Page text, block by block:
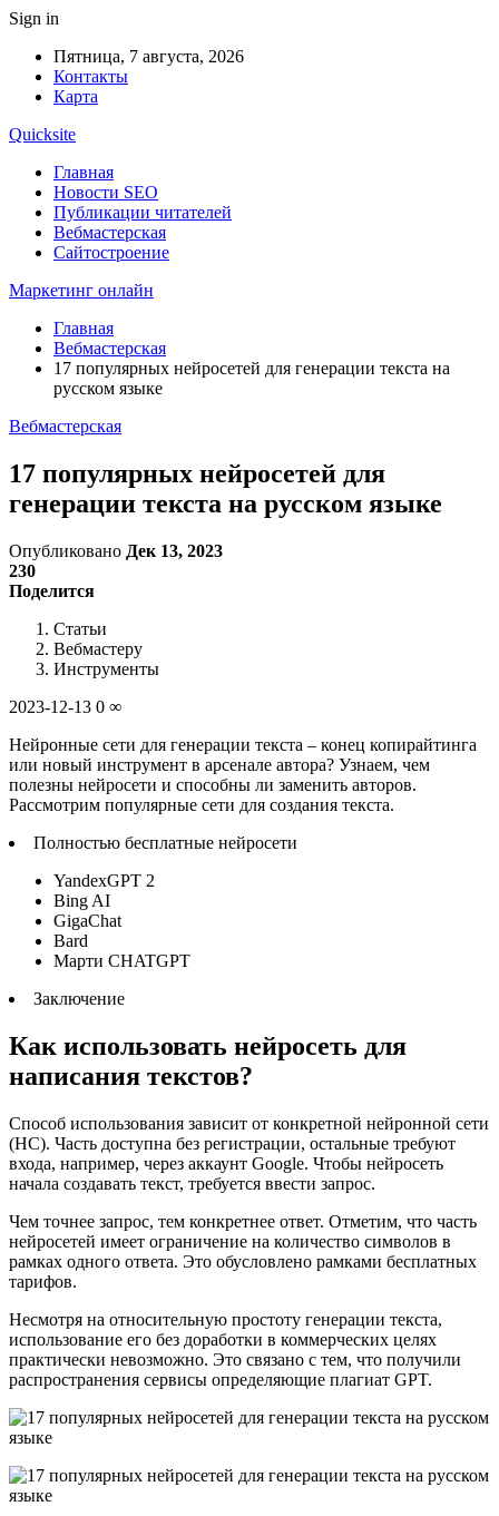
Sign in
Пятница, 7 августа, 2026
Контакты
Карта
Quicksite
Главная
Новости SEO
Публикации читателей
Вебмастерская
Сайтостроение
Маркетинг онлайн
Главная
Вебмастерская
17 популярных нейросетей для генерации текста на
русском языке
Вебмастерская
17 популярных нейросетей для
генерации текста на русском языке
Опубликовано Дек 13, 2023
230
Поделится
Статьи
Вебмастеру
Инструменты
2023-12-13 0 ∞
Нейронные сети для генерации текста – конец копирайтинга
или новый инструмент в арсенале автора? Узнаем, чем
полезны нейросети и способны ли заменить авторов.
Рассмотрим популярные сети для создания текста.
Полностью бесплатные нейросети
YandexGPT 2
Bing AI
GigaChat
Bard
Марти CHATGPT
Заключение
Как использовать нейросеть для
написания текстов?
Способ использования зависит от конкретной нейронной сети
(НС). Часть доступна без регистрации, остальные требуют
входа, например, через аккаунт Google. Чтобы нейросеть
начала создавать текст, требуется ввести запрос.
Чем точнее запрос, тем конкретнее ответ. Отметим, что часть
нейросетей имеет ограничение на количество символов в
рамках одного ответа. Это обусловлено рамками бесплатных
тарифов.
Несмотря на относительную простоту генерации текста,
использование его без доработки в коммерческих целях
практически невозможно. Это связано с тем, что получили
распространения сервисы определяющие плагиат GPT.